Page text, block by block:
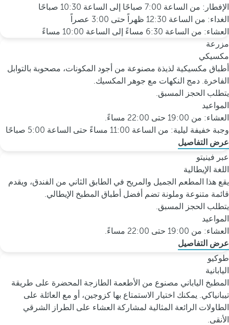
الإفطار: من الساعة 7:00 صباحًا إلى الساعة 10:30 صباحًا
الغداء: من الساعة 12:30 ظهراً حتى 3:00 عصراً
العشاء: من الساعة 6:30 مساءً إلى الساعة 10:00 مساءً
مزرعة
مكسيكي
أطباق مكسيكية لذيذة مصنوعة من أجود المكونات، مصحوبة بالتوابل
الفاخرة. دمج النكهات مع جوهر المكسيك.
يتطلب الحجز المسبق.
المواعيد
العشاء: من 19:00 حتى 22:00 مساءً.
وجبة خفيفة ليلية: من الساعة 11:00 مساءً حتى الساعة 5:00 صباحًا
عرض التفاصيل
عبر فينيتو
اللغة الإيطالية
يقع هذا المطعم الجميل والمريح في الطابق الثاني من الفندق، ويقدم
قائمة متنوعة وملونة تضم أفضل أطباق المطبخ الإيطالي.
يتطلب الحجز المسبق.
المواعيد
العشاء: من 19:00 حتى 22:00 مساءً.
عرض التفاصيل
طوكيو
اليابانية
المطبخ الياباني مصنوع من الأطعمة الطازجة المحضرة على طريقة
تيبانياكي. يمكنك اختيار الاستمتاع بها كزوجين، أو مع العائلة على
الطاولات الرائعة المثالية لمشاركة العشاء على الطراز الشرقي
الأنقى.